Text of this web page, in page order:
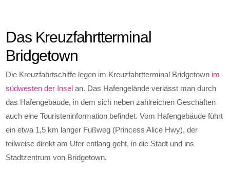
Das Kreuzfahrtterminal
Bridgetown
Die Kreuzfahrtschiffe legen im Kreuzfahrtterminal Bridgetown im
südwesten der Insel an. Das Hafengelände verlässt man durch
das Hafengebäude, in dem sich neben zahlreichen Geschäften
auch eine Touristeninformation befindet. Vom Hafengebäude führt
ein etwa 1,5 km langer Fußweg (Princess Alice Hwy), der
teilweise direkt am Ufer entlang geht, in die Stadt und ins
Stadtzentrum von Bridgetown.